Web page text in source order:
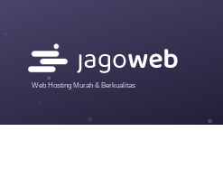
Web Hosting Murah & Berkualitas